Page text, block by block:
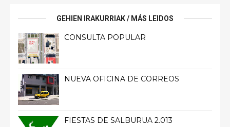
GEHIEN IRAKURRIAK / MÁS LEIDOS
CONSULTA POPULAR
NUEVA OFICINA DE CORREOS
FIESTAS DE SALBURUA 2.013